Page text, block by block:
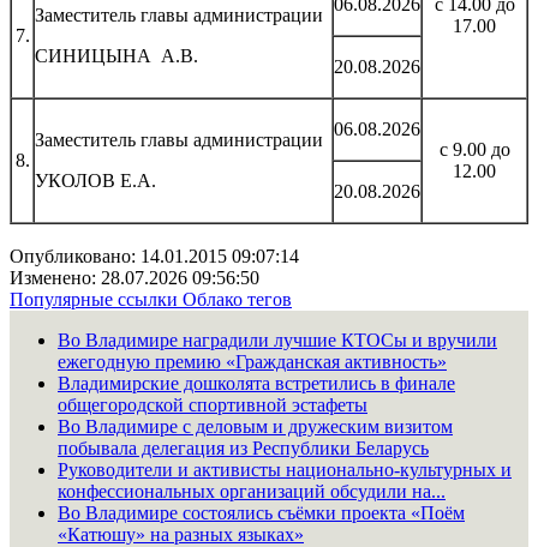
7.
Заместитель главы администрации
СИНИЦЫНА А.В.
06.08.2026
с 14.00 до
17.00
20.08.2026
8.
Заместитель главы администрации
УКОЛОВ Е.А.
06.08.2026
с 9.00 до
12.00
20.08.2026
Опубликовано: 14.01.2015 09:07:14
Изменено: 28.07.2026 09:56:50
Популярные ссылки Облако тегов
Во Владимире наградили лучшие КТОСы и вручили
ежегодную премию «Гражданская активность»
Владимирские дошколята встретились в финале
общегородской спортивной эстафеты
Во Владимире с деловым и дружеским визитом
побывала делегация из Республики Беларусь
Руководители и активисты национально-культурных и
конфессиональных организаций обсудили на...
Во Владимире состоялись съёмки проекта «Поём
«Катюшу» на разных языках»